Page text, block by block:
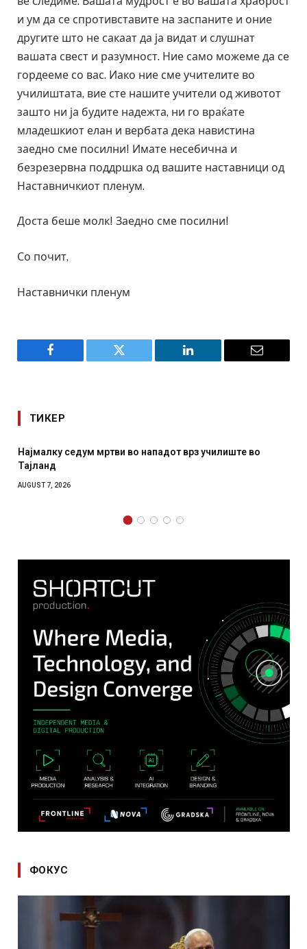
и ум да се спротивставите на заспаните и оние
другите што не сакаат да ја видат и слушнат
вашата свест и разумност. Ние само можеме да се
гордееме со вас. Иако ние сме учителите во
училиштата, вие сте нашите учители од животот
зашто ни ја будите надежта, ни го враќате
младешкиот елан и вербата дека навистина
заедно сме посилни! Имате несебична и
безрезервна поддршка од вашите наставници од
Наставничкиот пленум.
Доста беше молк! Заедно сме посилни!
Со почит,
Наставнички пленум
Facebook Twitter LinkedIn Email
ТИКЕР
СОЗИС: Украинците повеќе им веруваат на генералите
отколку на Зеленски
AUGUST 7, 2026
ФОКУС